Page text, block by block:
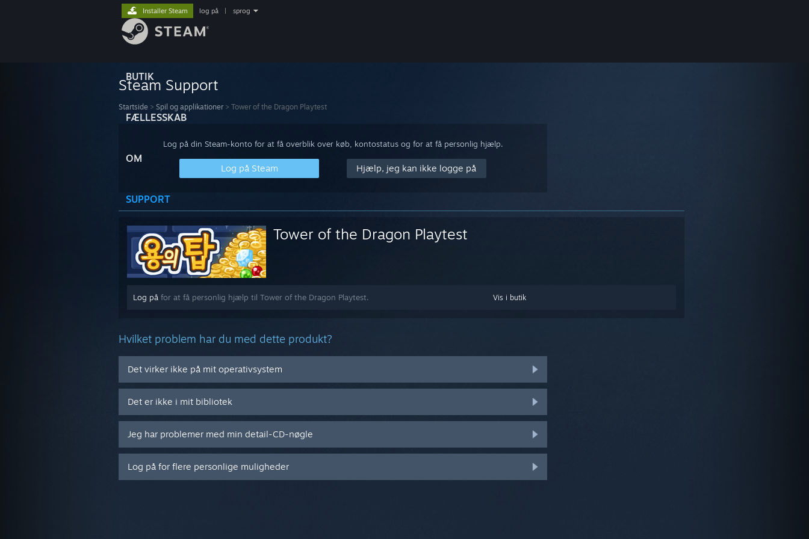
BUTIK
FÆLLESSKAB
OM
SUPPORT
Installer Steam log på sprog
Steam Support
Startside > Spil og applikationer > Tower of the Dragon Playtest
Log på din Steam-konto for at få overblik over køb, kontostatus og for at få personlig hjælp.
Log på Steam Hjælp, jeg kan ikke logge på
Tower of the Dragon Playtest
Vis i butik
Log på for at få personlig hjælp til Tower of the Dragon Playtest.
Hvilket problem har du med dette produkt?
Det virker ikke på mit operativsystem
Det er ikke i mit bibliotek
Jeg har problemer med min detail-CD-nøgle
Log på for flere personlige muligheder